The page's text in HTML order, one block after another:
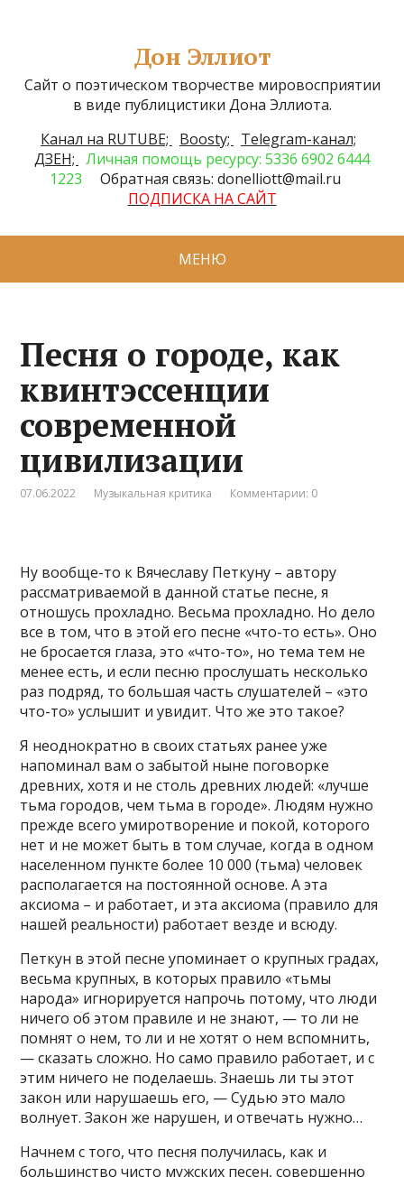
Дон Эллиот
Сайт о поэтическом творчестве мировосприятии
в виде публицистики Дона Эллиота.
Канал на RUTUBE;
Boosty;
Telegram-канал;
ДЗЕН; Личная помощь ресурсу: 5336 6902 6444
1223
Обратная связь: donelliott@mail.ru
ПОДПИСКА НА САЙТ
МЕНЮ
Песня о городе, как
квинтэссенции
современной
цивилизации
07.06.2022 Музыкальная критика Комментарии: 0
Ну вообще-то к Вячеславу Петкуну – автору
рассматриваемой в данной статье песне, я
отношусь прохладно. Весьма прохладно. Но дело
все в том, что в этой его песне «что-то есть». Оно
не бросается глаза, это «что-то», но тема тем не
менее есть, и если песню прослушать несколько
раз подряд, то большая часть слушателей – «это
что-то» услышит и увидит. Что же это такое?
Я неоднократно в своих статьях ранее уже
напоминал вам о забытой ныне поговорке
древних, хотя и не столь древних людей: «лучше
тьма городов, чем тьма в городе». Людям нужно
прежде всего умиротворение и покой, которого
нет и не может быть в том случае, когда в одном
населенном пункте более 10 000 (тьма) человек
располагается на постоянной основе. А эта
аксиома – и работает, и эта аксиома (правило для
нашей реальности) работает везде и всюду.
Петкун в этой песне упоминает о крупных градах,
весьма крупных, в которых правило «тьмы
народа» игнорируется напрочь потому, что люди
ничего об этом правиле и не знают, — то ли не
помнят о нем, то ли и не хотят о нем вспомнить,
— сказать сложно. Но само правило работает, и с
этим ничего не поделаешь. Знаешь ли ты этот
закон или нарушаешь его, — Судью это мало
волнует. Закон же нарушен, и отвечать нужно…
Начнем с того, что песня получилась, как и
большинство чисто мужских песен, совершенно